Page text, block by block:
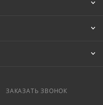
ЗАКАЗАТЬ ЗВОНОК